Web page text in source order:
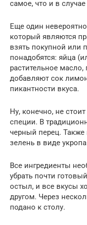
самое, что и в
Еще один
который являются
взять покупной или
понадобятся: яйца
растительное масло,
добавляют сок
пикантности вкуса.
Ну, конечно, не
специи. В
черный перец.
зелень в виде
Все ингредиенты
убрать почти
остыл, и все вкусы
другом. Через
подано к столу.